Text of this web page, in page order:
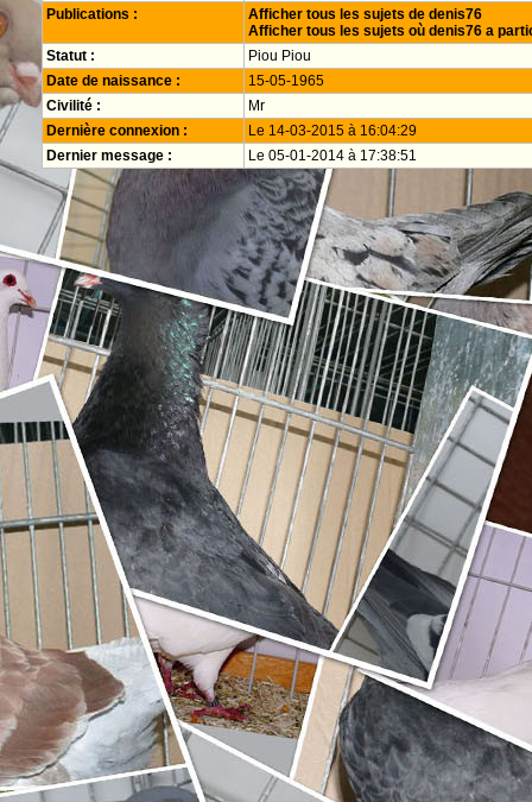
Publications :
Afficher tous les sujets de denis76
Afficher tous les sujets où denis76 a
Statut :
Piou Piou
Date de naissance :
15-05-1965
Civilité :
Mr
Dernière connexion :
Le 14-03-2015 à 16:04:29
Dernier message :
Le 05-01-2014 à 17:38:51